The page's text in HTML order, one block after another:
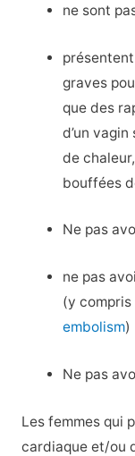
ne sont
graves
que des
d’un vagin
de
bouffées
Ne pas
ne pas
(y compris
embolism)
Ne pas
Les femmes qui
cardiaque et/ou